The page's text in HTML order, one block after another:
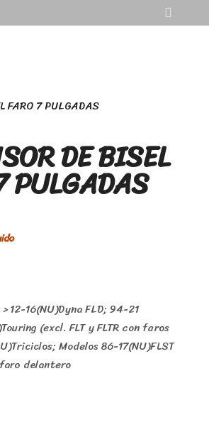
DE BISEL
PULGADAS
12-16(NU)Dyna FLD; 94-21
(excl. FLT y FLTR con faros
Modelos 86-17(NU)FLST
delantero